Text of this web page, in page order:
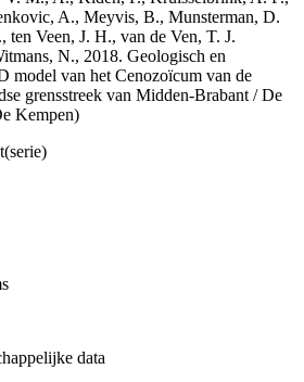
A., Meyvis, B., Munsterman, D.
ten Veen, J. H., van de Ven, T. J.
N., 2018. Geologisch en
model van het Cenozoïcum van de
grensstreek van Midden-Brabant / De
Kempen)
data